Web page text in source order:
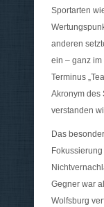
Sportarten
anderen
ein – ganz
Terminus
Akronym des
verstanden
Das
Gegner war
Wolfsburg